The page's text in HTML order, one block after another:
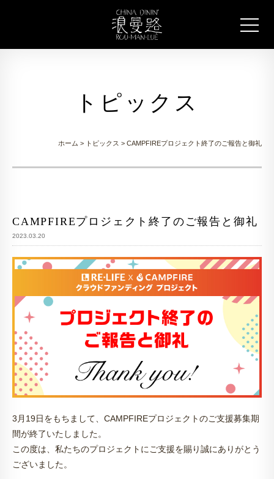
トピックス
ホーム > トピックス > CAMPFIREプロジェクト終了のご報告と御礼
CAMPFIREプロジェクト終了のご報告と御礼
2023.03.20
3月19日をもちまして、CAMPFIREプロジェクトのご支援募集期
間が終了いたしました。
この度は、私たちのプロジェクトにご支援を賜り誠にありがとう
ございました。